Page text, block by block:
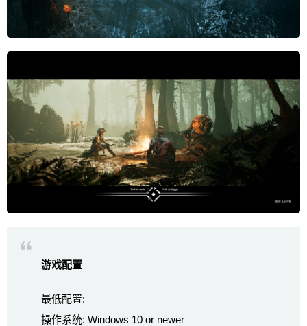
游戏配置
最低配置:
操作系统: Windows 10 or newer